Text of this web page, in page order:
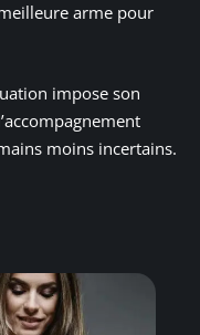
arme pour
impose son
moins incertains.